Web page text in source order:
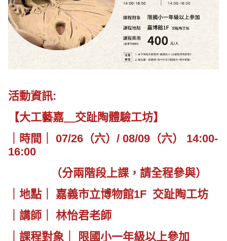
活動資訊:
【大工藝嘉＿交趾陶體驗工坊】
｜時間｜ 07/26（六）/ 08/09（六） 14:00-
16:00
（分兩階段上課，請全程參與）
｜地點｜ 嘉義市立博物館1F 交趾陶工坊
｜講師｜ 林怡君老師
｜課程對象｜ 限國小一年級以上參加